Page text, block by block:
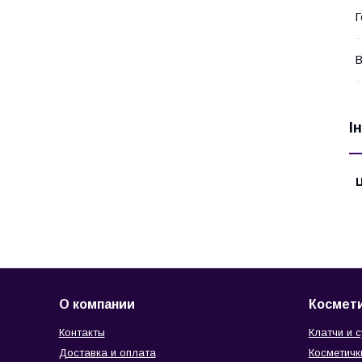
О компании
Контакты
Доставка и оплата
Клатчи и